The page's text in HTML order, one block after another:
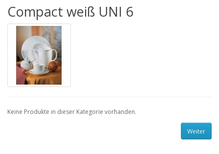
Compact weiß UNI 6
Keine Produkte in dieser Kategorie vorhanden.
Weiter